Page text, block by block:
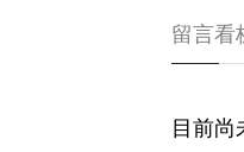
留言看
目前